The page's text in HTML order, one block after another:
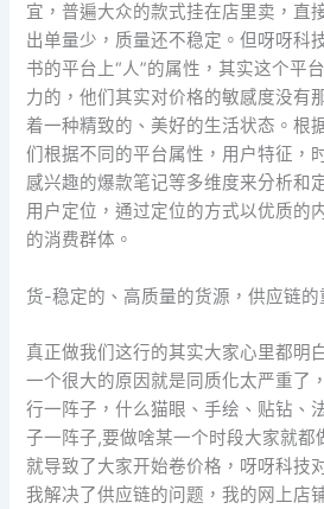
宜，普遍大众的款式挂在店里卖，直
出单量少，质量还不稳定。但呀呀科
书的平台上“人”的属性，其实这个平
力的，他们其实对价格的敏感度没有
着一种精致的、美好的生活状态。根
们根据不同的平台属性，用户特征，
感兴趣的爆款笔记等多维度来分析和
用户定位，通过定位的方式以优质的
的消费群体。
货-稳定的、高质量的货源，供应链的
真正做我们这行的其实大家心里都明
一个很大的原因就是同质化太严重了
行一阵子，什么猫眼、手绘、贴钻、
子一阵子,要做啥某一个时段大家就都
就导致了大家开始卷价格，呀呀科技
我解决了供应链的问题，我的网上店